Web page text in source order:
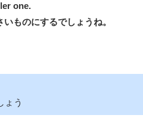
one.
ものにするでしょうね。
ょう